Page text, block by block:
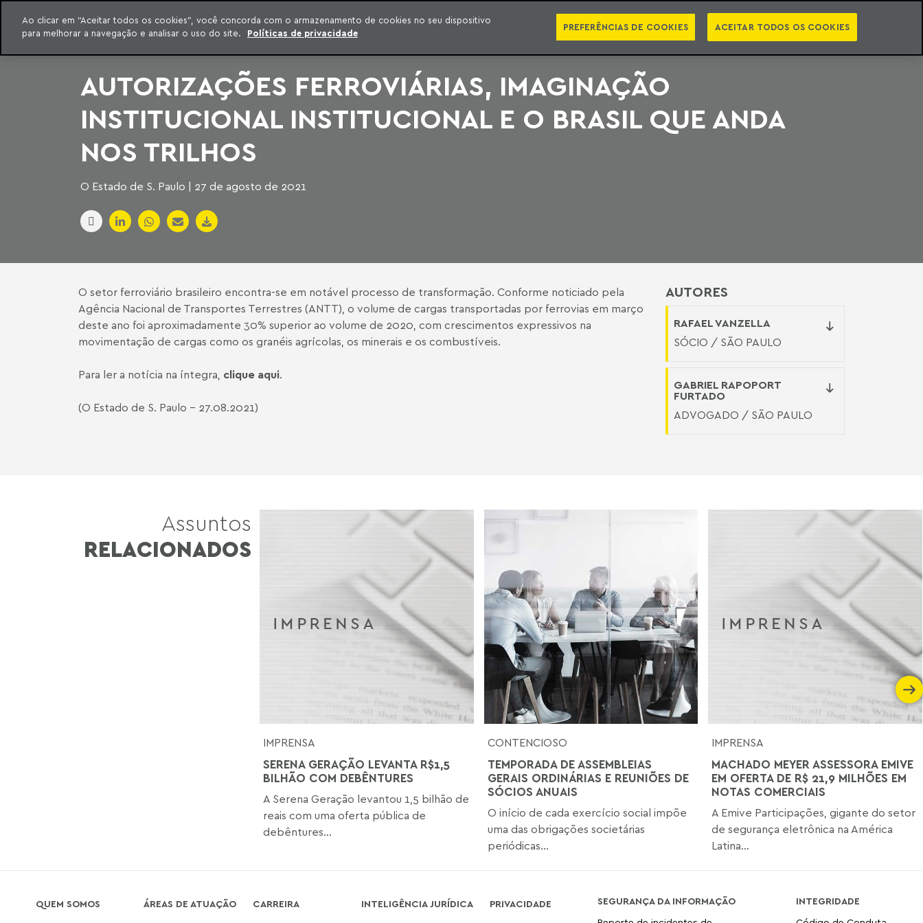
para o conteúdo
Machado Meyer
INTELIGÊNCIA JURÍDICA
CONTEÚDO EXCLUSIVO MACHADO MEYER ADVOGADOS
SÉRIES PUBLICAÇÕES EBOOKS PODCASTS NEWSLETTER VIDEOCASTS PT EN CATEGORIAS
AUTORIZAÇÕES FERROVIÁRIAS, IMAGINAÇÃO
INSTITUCIONAL INSTITUCIONAL E O BRASIL QUE ANDA
NOS TRILHOS
O Estado de S. Paulo | 27 de agosto de 2021
AUTORES
RAFAEL VANZELLA
SÓCIO / SÃO PAULO
GABRIEL RAPOPORT
FURTADO
ADVOGADO / SÃO PAULO
O setor ferroviário brasileiro encontra-se em notável processo de transformação. Conforme noticiado pela
Agência Nacional de Transportes Terrestres (ANTT), o volume de cargas transportadas por ferrovias em março
deste ano foi aproximadamente 30% superior ao volume de 2020, com crescimentos expressivos na
movimentação de cargas como os granéis agrícolas, os minerais e os combustíveis.
Para ler a notícia na íntegra, clique aqui.
(O Estado de S. Paulo - 27.08.2021)
Assuntos
RELACIONADOS
IMPRENSA
SERENA GERAÇÃO LEVANTA R$1,5
BILHÃO COM DEBÊNTURES
A Serena Geração levantou 1,5 bilhão de
reais com uma oferta pública de
debêntures...
CONTENCIOSO
TEMPORADA DE ASSEMBLEIAS
GERAIS ORDINÁRIAS E REUNIÕES DE
SÓCIOS ANUAIS
O início de cada exercício social impõe
uma das obrigações societárias
periódicas...
IMPRENSA
MACHADO MEYER ASSESSORA EMIVE
EM OFERTA DE R$ 21,9 MILHÕES EM
NOTAS COMERCIAIS
A Emive Participações, gigante do setor
de segurança eletrônica na América
Latina...
QUEM SOMOS ÁREAS DE ATUAÇÃO CARREIRA INTELIGÊNCIA JURÍDICA PRIVACIDADE
SEGURANÇA DA INFORMAÇÃO
INTEGRIDADE
Ao clicar em “Aceitar todos os cookies”, você concorda com o armazenamento de cookies no seu dispositivo
para melhorar a navegação e analisar o uso do site.
Políticas de privacidade
PREFERÊNCIAS DE COOKIES ACEITAR TODOS OS COOKIES